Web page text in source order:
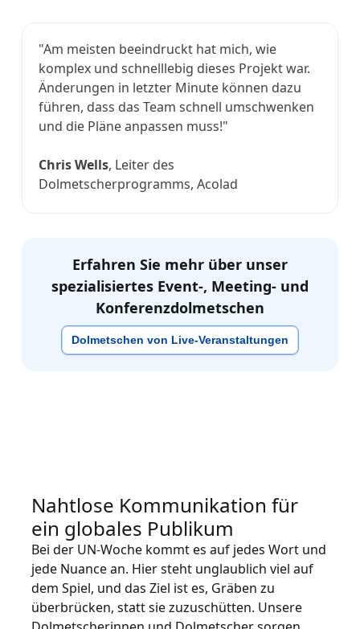
"Am meisten beeindruckt hat mich, wie
komplex und schnelllebig dieses Projekt war.
Änderungen in letzter Minute können dazu
führen, dass das Team schnell umschwenken
und die Pläne anpassen muss!"
Chris Wells, Leiter des
Dolmetscherprogramms, Acolad
Erfahren Sie mehr über unser
spezialisiertes Event-, Meeting- und
Konferenzdolmetschen
Dolmetschen von Live-Veranstaltungen
Nahtlose Kommunikation für
ein globales Publikum
Bei der UN-Woche kommt es auf jedes Wort und
jede Nuance an. Hier steht unglaublich viel auf
dem Spiel, und das Ziel ist es, Gräben zu
überbrücken, statt sie zuzuschütten. Unsere